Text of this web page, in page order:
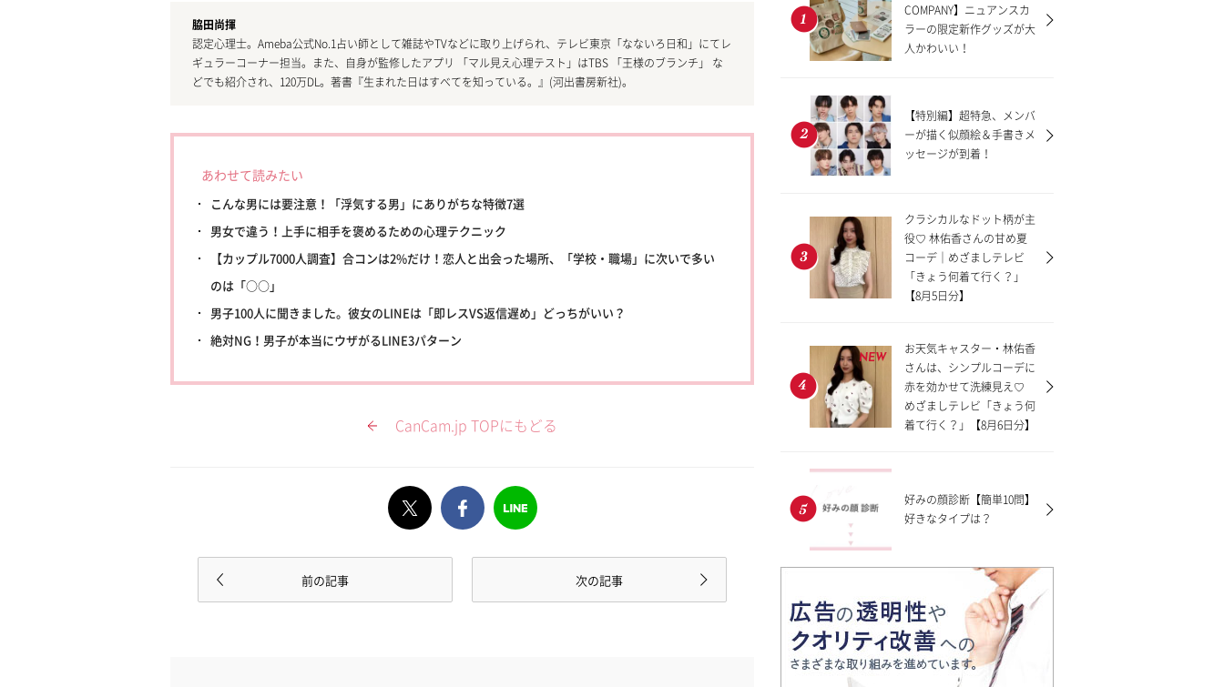
脇田尚揮
認定心理士。Ameba公式No.1占い師として雑誌やTVなどに取り上げられ、テレビ東京「なないろ日和」にてレ
ギュラーコーナー担当。また、自身が監修したアプリ 「マル見え心理テスト」はTBS 「王様のブランチ」 な
どでも紹介され、120万DL。著書『生まれた日はすべてを知っている。』(河出書房新社)。
あわせて読みたい
こんな男には要注意！「浮気する男」にありがちな特徴7選
男女で違う！上手に相手を褒めるための心理テクニック
【カップル7000人調査】合コンは2%だけ！恋人と出会った場所、「学校・職場」に次いで多い
のは「○○」
男子100人に聞きました。彼女のLINEは「即レスVS返信遅め」どっちがいい？
絶対NG！男子が本当にウザがるLINE3パターン
CanCam.jp TOPにもどる
前の記事 次の記事
COMPANY】ニュアンスカ
ラーの限定新作グッズが大
人かわいい！
【特別編】超特急、メンバ
ーが描く似顔絵＆手書きメ
ッセージが到着！
クラシカルなドット柄が主
役♡ 林佑香さんの甘め夏
コーデ｜めざましテレビ
「きょう何着て行く？」
【8月5日分】
NEW
お天気キャスター・林佑香
さんは、シンプルコーデに
赤を効かせて洗練見え♡
めざましテレビ「きょう何
着て行く？」【8月6日分】
好みの顔診断【簡単10問】
好きなタイプは？